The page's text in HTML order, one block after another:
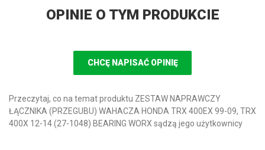
OPINIE O TYM PRODUKCIE
CHCĘ NAPISAĆ OPINIĘ
Przeczytaj, co na temat produktu ZESTAW NAPRAWCZY
ŁĄCZNIKA (PRZEGUBU) WAHACZA HONDA TRX 400EX 99-09, TRX
400X 12-14 (27-1048) BEARING WORX sądzą jego użytkownicy